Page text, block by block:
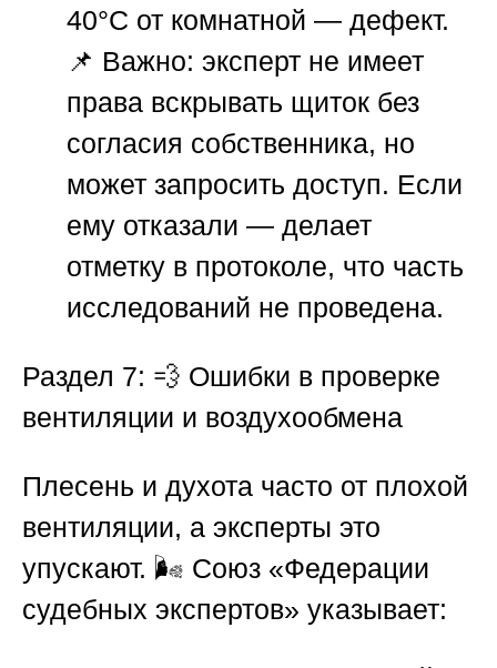
40°C от комнатной — дефект.
📌 Важно: эксперт не имеет
права вскрывать щиток без
согласия собственника, но
может запросить доступ. Если
ему отказали — делает
отметку в протоколе, что часть
исследований не проведена.
Раздел 7: 💨 Ошибки в проверке
вентиляции и воздухообмена
Плесень и духота часто от плохой
вентиляции, а эксперты это
упускают. 🌬️ Союз «Федерации
судебных экспертов» указывает: